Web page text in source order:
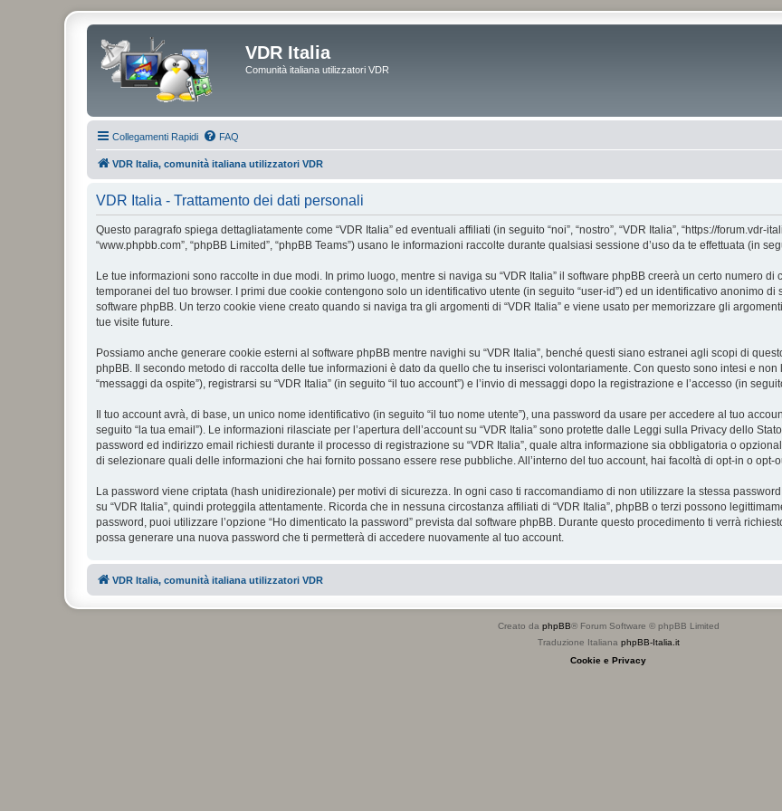
VDR Italia
Comunità italiana utilizzatori VDR
Collegamenti Rapidi FAQ
VDR Italia, comunità italiana utilizzatori VDR
VDR Italia - Trattamento dei dati personali
Questo paragrafo spiega dettagliatamente come “VDR Italia” ed eventuali affiliati (in seguito “noi”, “nostro”, “VDR Italia”, “https://forum.vdr-
“www.phpbb.com”, “phpBB Limited”, “phpBB Teams”) usano le informazioni raccolte durante qualsiasi sessione d’uso da te effettuata (in
Le tue informazioni sono raccolte in due modi. In primo luogo, mentre si naviga su “VDR Italia” il software phpBB creerà un certo numero
temporanei del tuo browser. I primi due cookie contengono solo un identificativo utente (in seguito “user-id”) ed un identificativo anonimo
software phpBB. Un terzo cookie viene creato quando si naviga tra gli argomenti di “VDR Italia” e viene usato per memorizzare gli
tue visite future.
Possiamo anche generare cookie esterni al software phpBB mentre navighi su “VDR Italia”, benché questi siano estranei agli scopi di
phpBB. Il secondo metodo di raccolta delle tue informazioni è dato da quello che tu inserisci volontariamente. Con questo sono intesi e
“messaggi da ospite”), registrarsi su “VDR Italia” (in seguito “il tuo account”) e l’invio di messaggi dopo la registrazione e l’accesso (in
Il tuo account avrà, di base, un unico nome identificativo (in seguito “il tuo nome utente”), una password da usare per accedere al tuo
seguito “la tua email”). Le informazioni rilasciate per l’apertura dell’account su “VDR Italia” sono protette dalle Leggi sulla Privacy dello
password ed indirizzo email richiesti durante il processo di registrazione su “VDR Italia”, quale altra informazione sia obbligatoria o
di selezionare quali delle informazioni che hai fornito possano essere rese pubbliche. All’interno del tuo account, hai facoltà di opt-in o
La password viene criptata (hash unidirezionale) per motivi di sicurezza. In ogni caso ti raccomandiamo di non utilizzare la stessa
su “VDR Italia”, quindi proteggila attentamente. Ricorda che in nessuna circostanza affiliati di “VDR Italia”, phpBB o terzi possono
password, puoi utilizzare l’opzione “Ho dimenticato la password” prevista dal software phpBB. Durante questo procedimento ti verrà
possa generare una nuova password che ti permetterà di accedere nuovamente al tuo account.
VDR Italia, comunità italiana utilizzatori VDR
Creato da phpBB® Forum Software © phpBB Limited
Traduzione Italiana phpBB-Italia.it
Cookie e Privacy